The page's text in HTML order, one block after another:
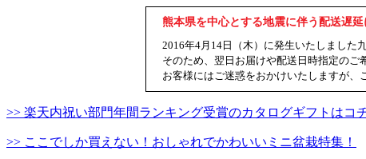
熊本県を中心とする地震に伴う配送遅延
2016年4月14日（木）に発生いたしました
そのため、翌日お届けや配送日時指定のご
お客様にはご迷惑をおかけいたしますが、
>> 楽天内祝い部門年間ランキング受賞のカタログギフトはコ
>> ここでしか買えない！おしゃれでかわいいミニ盆栽特集！